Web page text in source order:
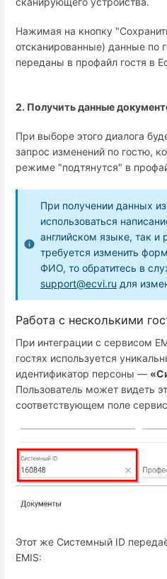
Нажимая на кнопку
отсканированные) данные по
переданы в профайл гостя в
2. Получить данные
При выборе этого диалога
запрос изменений по гостю,
режиме "подтянутся" в
При получении данных
использоваться
английском языке, так и
требуется изменить
ФИО, то обратитесь в
support@ecvi.ru для
Работа с несколькими
При интеграции с сервисом
гостях используется
идентификатор персоны —
Пользователь может видеть
соответствующем поле
Этот же Системный ID
EMIS: